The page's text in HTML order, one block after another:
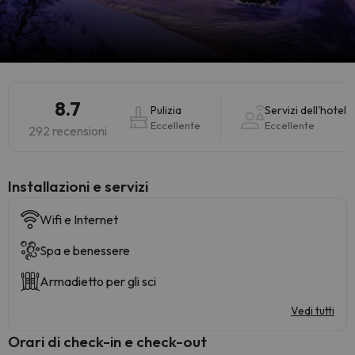
8.7
292 recensioni
Pulizia
Eccellente
Servizi dell'hotel
Eccellente
Installazioni e servizi
Wifi e Internet
Spa e benessere
Armadietto per gli sci
Vedi tutti
Orari di check-in e check-out